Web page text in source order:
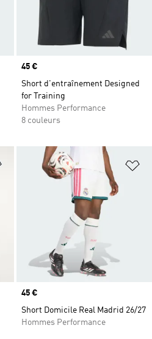
Prix
45 €
Short d'entraînement Designed
for Training
Hommes Performance
8 couleurs
Ajouter à la Liste de produits
Prix
45 €
Short Domicile Real Madrid 26/27
Hommes Performance